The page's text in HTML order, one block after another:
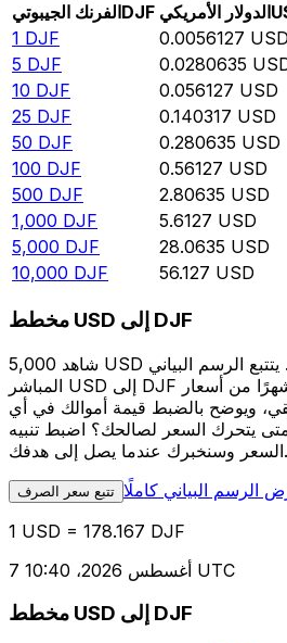
الفرنك الجيبوتيDJF الدولار الأمريكي
1 DJF 0.0056127 USD
5 DJF 0.0280635
10 DJF 0.056127 USD
25 DJF 0.140317 USD
50 DJF 0.280635 USD
100 DJF 0.56127 USD
500 DJF 2.80635 USD
1,000 DJF 5.6127 USD
5,000 DJF 28.0635 USD
10,000 DJF 56.127 USD
مخطط USD إلى DJF
شاهد 5,000 USD الخاص بك أثناء الحركة. يتتبع الرسم البياني
المباشر USD إلى DJF الخاص بنا على مدار 12 شهرًا من أسعار
ويوضح بالضبط قيمة أموالك في أي
يتحرك السعر لصالحك؟ اضبط تنبيه
السعر وسنخبرك عندما يصل إلى هدفك.
تتبع سعر الصرف الرسم البياني كاملًا
1 USD = 178.167 DJF
7 أغسطس 2026، 10:40 UTC
مخطط USD إلى DJF